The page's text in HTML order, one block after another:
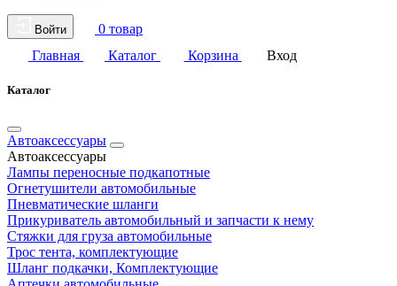
Войти
0 товар
Главная
Каталог Корзина Вход
Каталог
Автоаксессуары
Автоаксессуары
Лампы переносные подкапотные
Огнетушители автомобильные
Пневматические шланги
Прикуриватель автомобильный и запчасти к нему
Стяжки для груза автомобильные
Трос тента, комплектующие
Шланг подкачки, Комплектующие